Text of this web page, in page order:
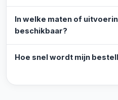
In welke maten of
beschikbaar?
Hoe snel wordt mijn